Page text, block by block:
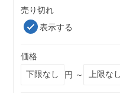
売り切れ
表示する
価格
円 ～